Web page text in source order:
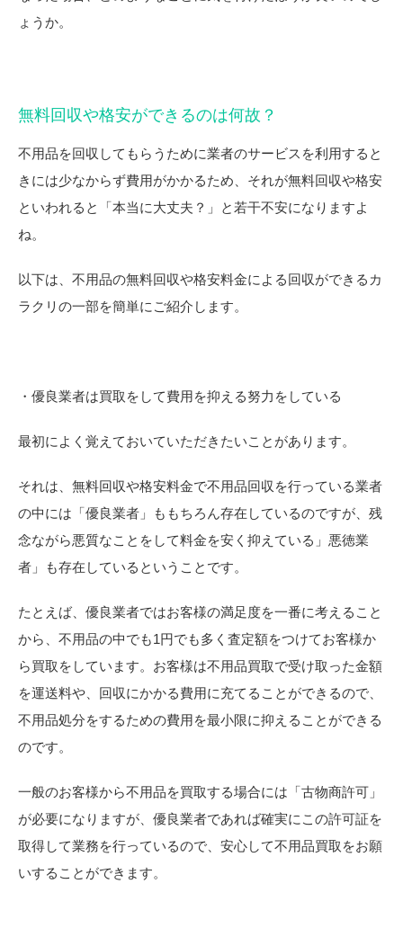
ょうか。
無料回収や格安ができるのは何故？
不用品を回収してもらうために業者のサービスを利用すると
きには少なからず費用がかかるため、それが無料回収や格安
といわれると「本当に大丈夫？」と若干不安になりますよ
ね。
以下は、不用品の無料回収や格安料金による回収ができるカ
ラクリの一部を簡単にご紹介します。
・優良業者は買取をして費用を抑える努力をしている
最初によく覚えておいていただきたいことがあります。
それは、無料回収や格安料金で不用品回収を行っている業者
の中には「優良業者」ももちろん存在しているのですが、残
念ながら悪質なことをして料金を安く抑えている」悪徳業
者」も存在しているということです。
たとえば、優良業者ではお客様の満足度を一番に考えること
から、不用品の中でも1円でも多く査定額をつけてお客様か
ら買取をしています。お客様は不用品買取で受け取った金額
を運送料や、回収にかかる費用に充てることができるので、
不用品処分をするための費用を最小限に抑えることができる
のです。
一般のお客様から不用品を買取する場合には「古物商許可」
が必要になりますが、優良業者であれば確実にこの許可証を
取得して業務を行っているので、安心して不用品買取をお願
いすることができます。